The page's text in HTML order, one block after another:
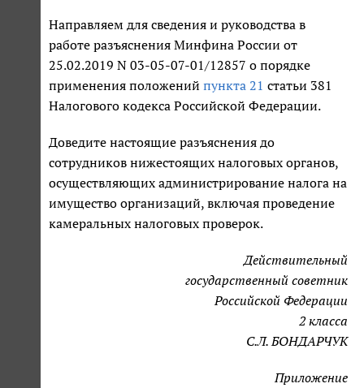
Направляем для сведения и руководства в
работе разъяснения Минфина России от
25.02.2019 N 03-05-07-01/12857 о порядке
применения положений пункта 21 статьи 381
Налогового кодекса Российской Федерации.
Доведите настоящие разъяснения до
сотрудников нижестоящих налоговых органов,
осуществляющих администрирование налога на
имущество организаций, включая проведение
камеральных налоговых проверок.
Действительный
государственный советник
Российской Федерации
2 класса
С.Л. БОНДАРЧУК
Приложение